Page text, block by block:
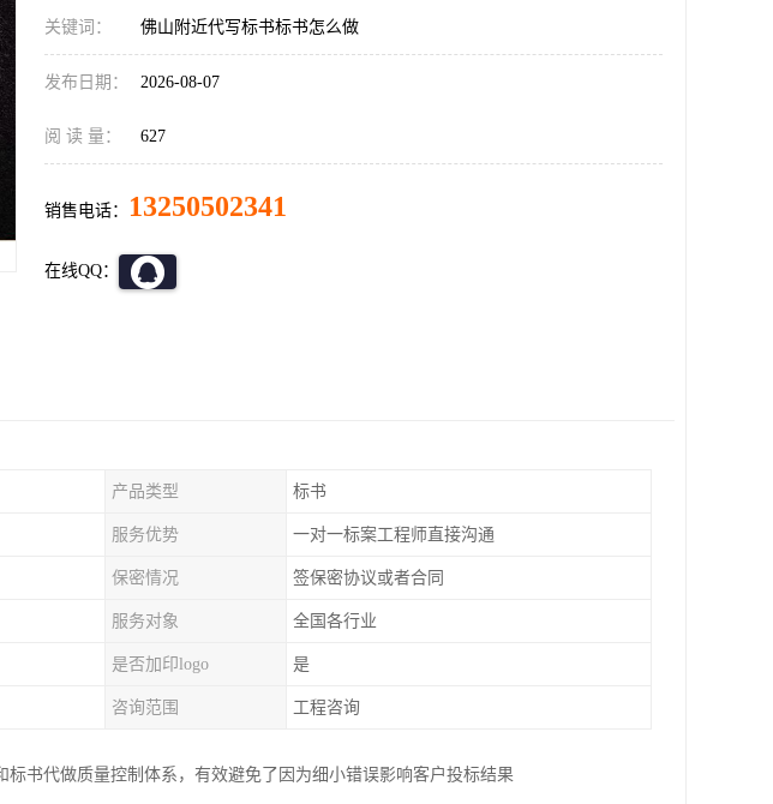
关键词： 佛山附近代写标书标书怎么做
发布日期： 2026-08-07
阅 读 量： 627
销售电话： 13250502341
在线QQ：
产品类型 标书
服务优势 一对一标案工程师直接沟通
保密情况 签保密协议或者合同
服务对象 全国各行业
是否加印logo 是
咨询范围 工程咨询
书代做质量控制体系，有效避免了因为细小错误影响客户投标结果